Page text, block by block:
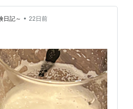
日記～ • 22日前